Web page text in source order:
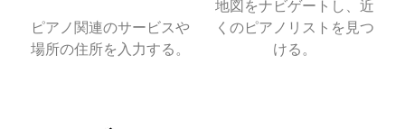
ピアノ関連のサービスや
場所の住所を入力する。
地図をナビゲートし、近
くのピアノリストを見つ
ける。